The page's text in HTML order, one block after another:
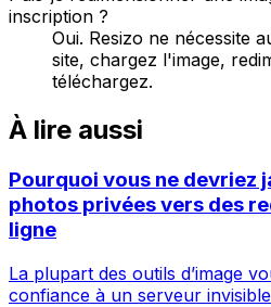
inscription ?
Oui. Resizo ne nécessite
site, chargez l'image,
téléchargez.
À lire aussi
Pourquoi vous ne devriez
photos privées vers des
ligne
La plupart des outils d’image
confiance à un serveur